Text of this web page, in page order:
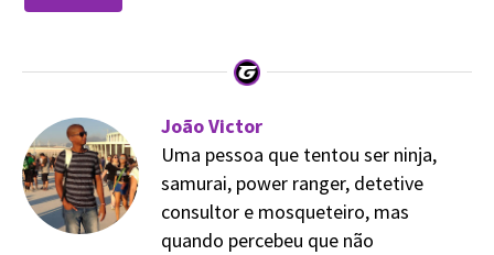
João Victor
Uma pessoa que tentou ser ninja,
samurai, power ranger, detetive
consultor e mosqueteiro, mas
quando percebeu que não